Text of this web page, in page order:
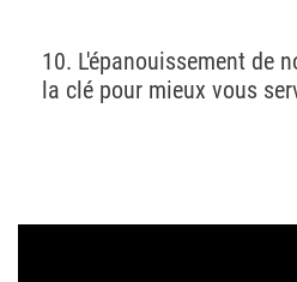
10. L'épanouissement de
la clé pour mieux vous